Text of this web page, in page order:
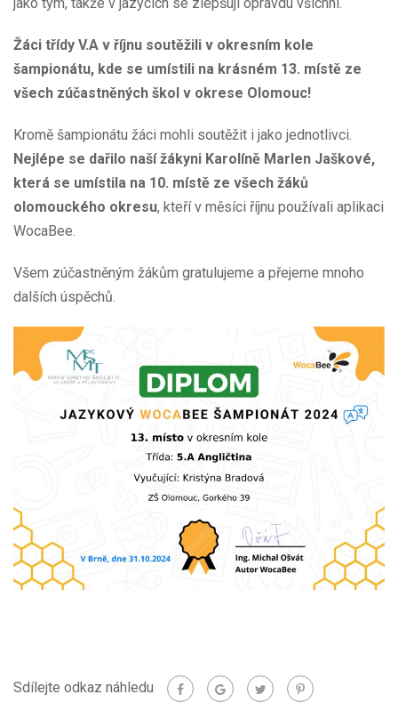
Žáci třídy V.A v říjnu soutěžili v okresním kole
šampionátu, kde se umístili na krásném 13. místě ze
všech zúčastněných škol v okrese Olomouc!
Kromě šampionátu žáci mohli soutěžit i jako jednotlivci.
Nejlépe se dařilo naší žákyni Karolíně Marlen Jaškové,
která se umístila na 10. místě ze všech žáků
olomouckého okresu, kteří v měsíci říjnu používali aplikaci
WocaBee.
Všem zúčastněným žákům gratulujeme a přejeme mnoho
dalších úspěchů.
Sdílejte odkaz náhledu